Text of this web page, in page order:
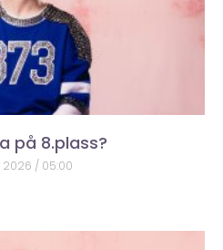
på 8.plass?
2026 05:00